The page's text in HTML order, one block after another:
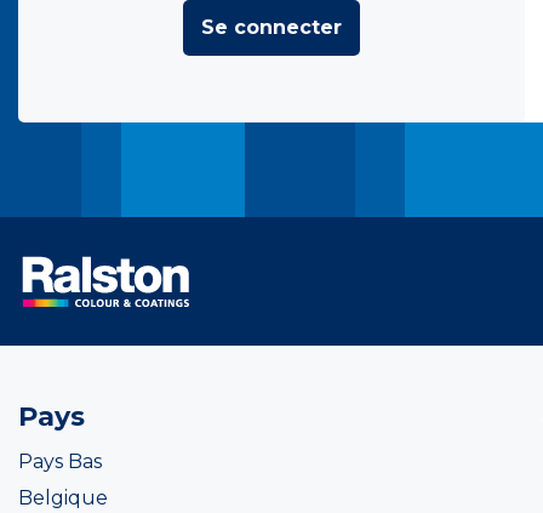
Se connecter
Pays
Pays Bas
Belgique